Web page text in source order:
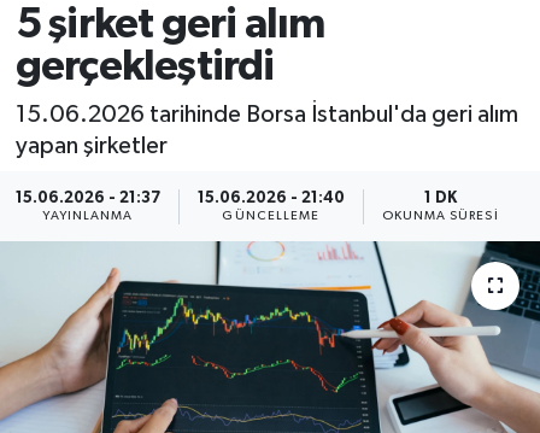
5 şirket geri alım
gerçekleştirdi
15.06.2026 tarihinde Borsa İstanbul'da geri alım
yapan şirketler
15.06.2026 - 21:37
YAYINLANMA
15.06.2026 - 21:40
GÜNCELLEME
1 DK
OKUNMA SÜRESI
Otomobil
Gizlilik Sözleşmesi
Hakkımızda
İletişim
Künye
Yasal Uyarı
Emtia
BITCOIN
Yapay Zeka